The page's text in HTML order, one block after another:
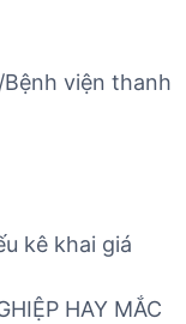
viện thanh
kê khai giá
HAY MẮC